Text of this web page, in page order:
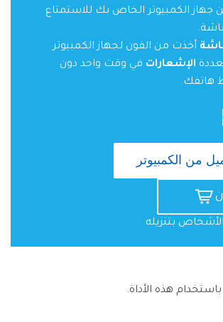
جهاز الكمبيوتر الخاص بك للاستمتاع
أخذت من الفون لجهاز الكمبيوتر
الإشعارات في وقت واحد دون
هاتفك.
من الكمبيوتر
بتنزيله
هذه الأداة.